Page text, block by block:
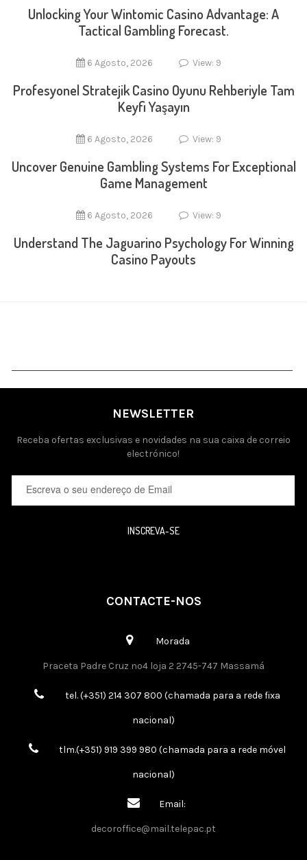
Unlocking Your Wintomic Casino Advantage: A
Tactical Gambling Forecast.
6 Agosto, 2026 View: 9
Profesyonel Stratejik Casino Oyunu Rehberiyle Tam
Keyfi Yaşayın
6 Agosto, 2026 View: 9
Uncover Genuine Gambling Systems For Exceptional
Game Management
6 Agosto, 2026 View: 9
Understand The Jaguarino Psychology For Winning
Casino Payouts
NEWSLETTER
Receba ofertas exclusivas e novidades na sua caixa de correio
electrónico!
INSCREVA-SE
CONTACTE-NOS
Morada
Praceta Padre Cruz nº4 loja 2 2745-747 Massamá
tel. (+351) 214 307 800 (chamada para a rede fixa
nacional)
tlm.(+351) 919 399 980 (chamada para a rede móvel
nacional)
Email:
decoroffice@mail.telepac.pt